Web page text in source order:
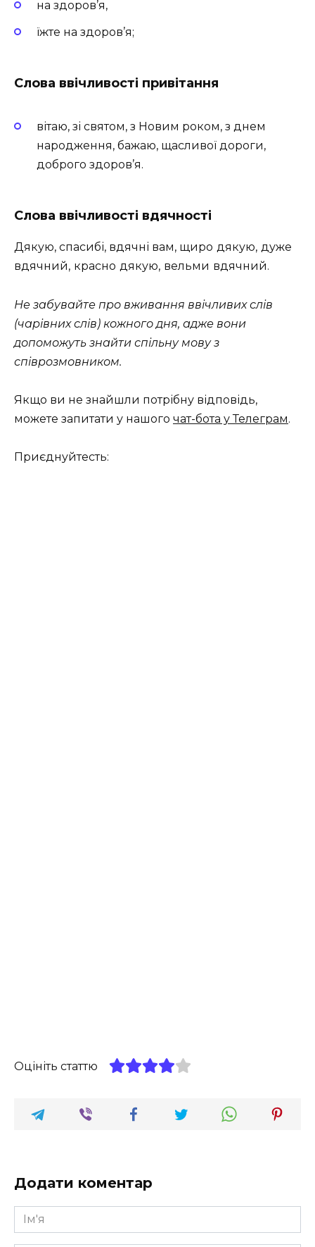
на здоров’я,
їжте на здоров’я;
Слова ввічливості привітання
вітаю, зі святом, з Новим роком, з днем
народження, бажаю, щасливої дороги,
доброго здоров’я.
Слова ввічливості вдячності
Дякую, спасибі, вдячні вам, щиро дякую,дуже
вдячний, красно дякую, вельми вдячний.
Не забувайте про вживання ввічливих слів
(чарівних слів) кожного дня, адже вони
допоможуть знайти спільну мову з
співрозмовником.
Якщо ви не знайшли потрібну відповідь,
можете запитати у нашого чат-бота у Телеграм.
Приєднуйтесть:
Оцініть статтю
Додати коментар
Ім'я
*